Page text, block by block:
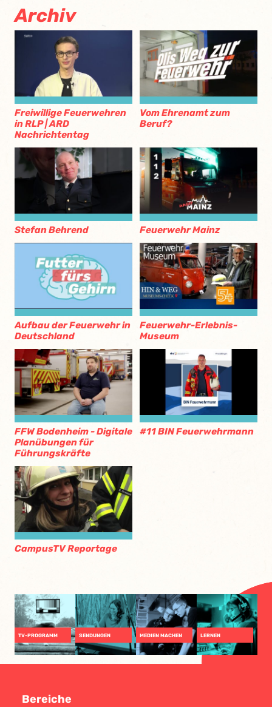
Archiv
Freiwillige Feuerwehren
in RLP | ARD
Nachrichtentag
Vom Ehrenamt zum
Beruf?
Stefan Behrend Feuerwehr Mainz
Aufbau der Feuerwehr in
Deutschland
Feuerwehr-Erlebnis-
Museum
FFW Bodenheim - Digitale
Planübungen für
Führungskräfte
#11 BIN Feuerwehrmann
CampusTV Reportage
TV-PROGRAMM SENDUNGEN MEDIEN MACHEN LERNEN
Bereiche